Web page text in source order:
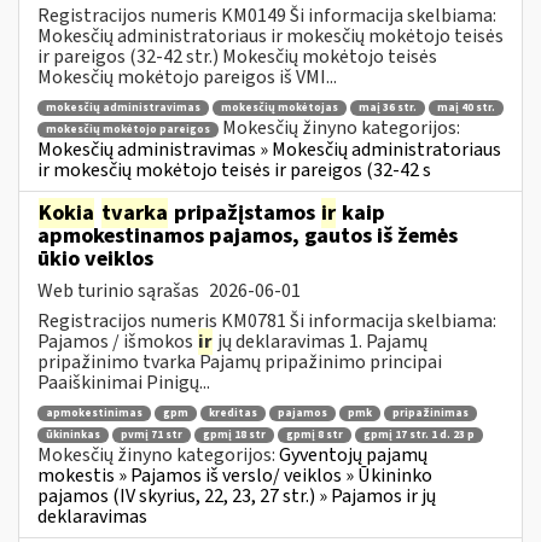
Registracijos numeris KM0149 Ši informacija skelbiama:
Mokesčių administratoriaus ir mokesčių mokėtojo teisės
ir pareigos (32-42 str.) Mokesčių mokėtojo teisės
Mokesčių mokėtojo pareigos iš VMI...
mokesčių administravimas mokesčių mokėtojas maį 36 str.
maį 40 str.
mokesčių mokėtojo pareigos
Mokesčių žinyno kategorijos:
Mokesčių administravimas » Mokesčių administratoriaus
ir mokesčių mokėtojo teisės ir pareigos (32-42 s
Kokia tvarka pripažįstamos ir kaip
apmokestinamos pajamos, gautos iš žemės
ūkio veiklos
Web turinio sąrašas 2026-06-01
Registracijos numeris KM0781 Ši informacija skelbiama:
Pajamos / išmokos ir jų deklaravimas 1. Pajamų
pripažinimo tvarka Pajamų pripažinimo principai
Paaiškinimai Pinigų...
apmokestinimas gpm kreditas pajamos pmk
pripažinimas
ūkininkas
pvmį 71 str gpmį 18 str gpmį 8 str gpmį 17 str. 1 d. 23 p
Mokesčių žinyno kategorijos:Gyventojų pajamų
mokestis » Pajamos iš verslo/ veiklos » Ūkininko
pajamos (IV skyrius, 22, 23, 27 str.) » Pajamos ir jų
deklaravimas